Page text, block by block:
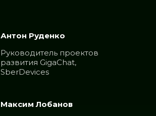
Антон Руденко
Руководитель проектов
развития GigaChat,
SberDevices
Максим Лобанов